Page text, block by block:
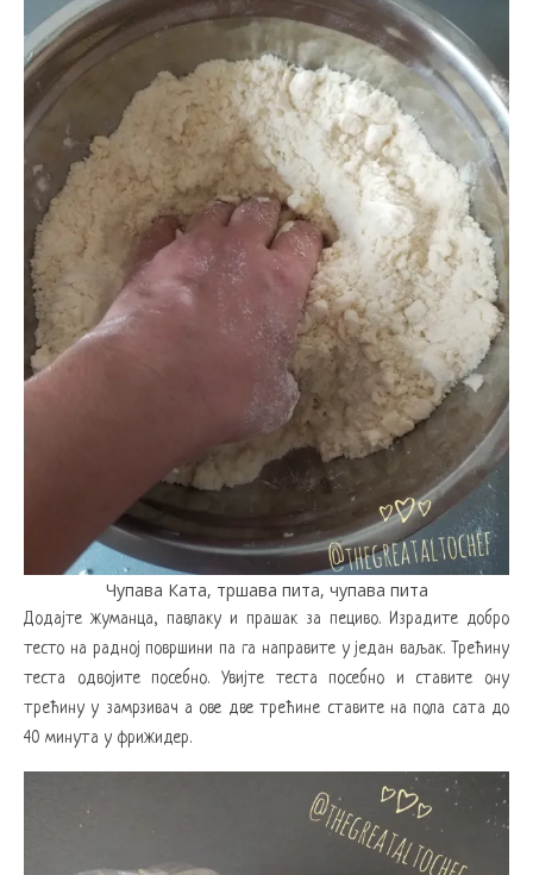
Чупава Ката, тршава пита, чупава пита
Додајте жуманца, павлаку и прашак за пециво. Израдите добро
тесто на радној површини па га направите у један ваљак. Трећину
теста одвојите посебно. Увијте теста посебно и ставите ону
трећину у замрзивач а ове две трећине ставите на пола сата до
40 минута у фрижидер.